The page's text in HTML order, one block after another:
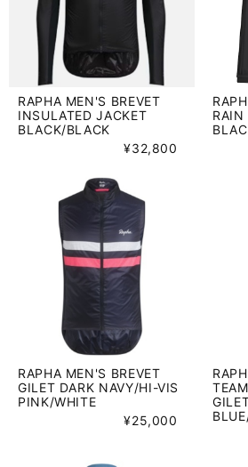
RAPHA MEN'S BREVET
INSULATED JACKET
BLACK/BLACK
¥32,800
RAIN
RAPHA MEN'S BREVET
GILET DARK NAVY/HI-VIS
PINK/WHITE
¥25,000